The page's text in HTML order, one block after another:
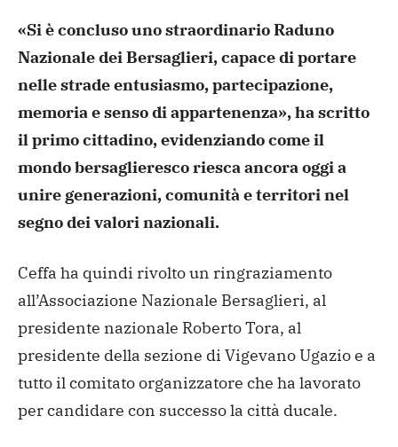
«Si è concluso uno straordinario Raduno
Nazionale dei Bersaglieri, capace di portare
nelle strade entusiasmo, partecipazione,
memoria e senso di appartenenza», ha scritto
il primo cittadino, evidenziando come il
mondo bersaglieresco riesca ancora oggi a
unire generazioni, comunità e territori nel
segno dei valori nazionali.
Ceffa ha quindi rivolto un ringraziamento
all’Associazione Nazionale Bersaglieri, al
presidente nazionale Roberto Tora, al
presidente della sezione di Vigevano Ugazio e a
tutto il comitato organizzatore che ha lavorato
per candidare con successo la città ducale.